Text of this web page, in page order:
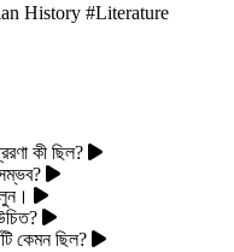
History #Literature
কী ছিল?
কেমন ছিল?